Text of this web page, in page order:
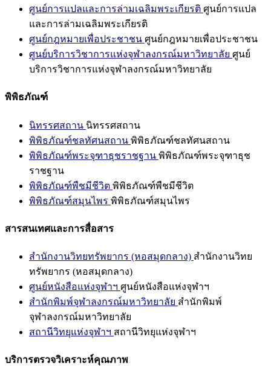
ศูนย์การแปลและการล่ามเฉลิมพระเกียรติ ศูนย์การแปล
และการล่ามเฉลิมพระเกียรติ
ศูนย์กฎหมายเพื่อประชาชน ศูนย์กฎหมายเพื่อประชาชน
ศูนย์บริการวิชาการแห่งจุฬาลงกรณ์มหาวิทยาลัย ศูนย์
บริการวิชาการแห่งจุฬาลงกรณ์มหาวิทยาลัย
พิพิธภัณฑ์
นิทรรศสถาน นิทรรศสถาน
พิพิธภัณฑ์ชลทัศนสถาน พิพิธภัณฑ์ชลทัศนสถาน
พิพิธภัณฑ์พระจุฑาธุชราชฐาน พิพิธภัณฑ์พระจุฑาธุช
ราชฐาน
พิพิธภัณฑ์พืชมีชีวิต พิพิธภัณฑ์พืชมีชีวิต
พิพิธภัณฑ์สมุนไพร พิพิธภัณฑ์สมุนไพร
สารสนเทศและการสื่อสาร
สำนักงานวิทยทรัพยากร (หอสมุดกลาง) สำนักงานวิทย
ทรัพยากร (หอสมุดกลาง)
ศูนย์หนังสือแห่งจุฬาฯ ศูนย์หนังสือแห่งจุฬาฯ
สำนักพิมพ์จุฬาลงกรณ์มหาวิทยาลัย สำนักพิมพ์
จุฬาลงกรณ์มหาวิทยาลัย
สถานีวิทยุแห่งจุฬาฯ สถานีวิทยุแห่งจุฬาฯ
บริการตรวจวิเคราะห์คุณภาพ